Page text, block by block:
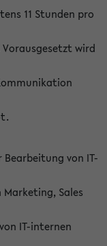
11 Stunden pro
Vorausgesetzt wird
von IT-
Sales
IT-internen